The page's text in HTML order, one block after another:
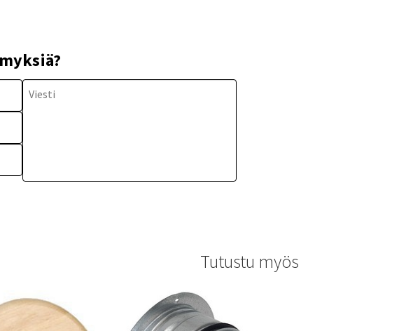
Tutustu myös